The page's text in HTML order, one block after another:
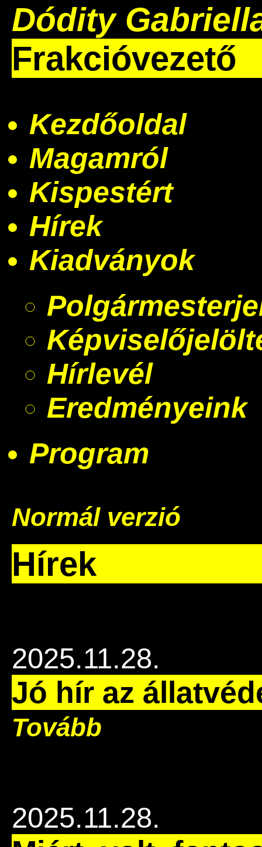
Dódity
Frakcióvezető
Kezdőoldal
Magamról
Kispestért
Hírek
Kiadványok
Hírlevél
Eredményeink
Program
Normál verzió
Hírek
2025.11.28.
Jó hír az
Tovább
2025.11.28.